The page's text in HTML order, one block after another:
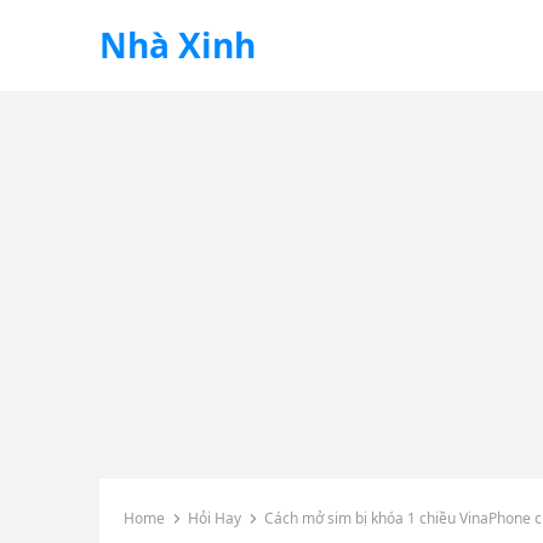
Nhà Xinh
Home Hỏi Hay Cách mở sim bị khóa 1 chiều VinaPhone